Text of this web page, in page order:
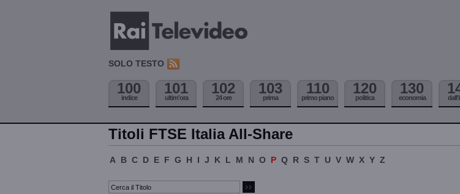
SOLO TESTO
100
indice
101
ultim'ora
102
24 ore
103
prima
110
primo piano
120
politica
130
economia
Titoli FTSE Italia All-Share
A B C D E F G H I J K L M N O P Q R S T U V W X Y Z